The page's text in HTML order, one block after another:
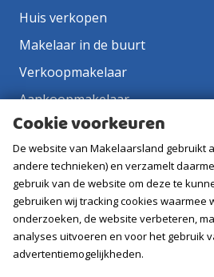
Huis verkopen
Makelaar in de buurt
Verkoopmakelaar
Aankoopmakelaar
Contact
Vacatures
Volg ons
Cookie voorkeuren
De website van Makelaarsland gebruikt
andere technieken) en verzamelt
gebruik van de website om deze te
gebruiken wij tracking cookies waarmee
onderzoeken, de website verbeteren,
analyses uitvoeren en voor het gebruik
advertentiemogelijkheden.